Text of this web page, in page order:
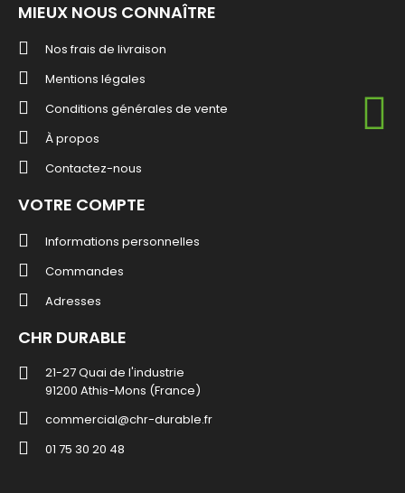
MIEUX NOUS CONNAÎTRE
Nos frais de livraison
Mentions légales
Conditions générales de vente
À propos
Contactez-nous
VOTRE COMPTE
Informations personnelles
Commandes
Adresses
CHR DURABLE
21-27 Quai de l'industrie
91200 Athis-Mons (France)
commercial@chr-durable.fr
01 75 30 20 48